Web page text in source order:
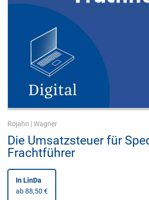
Rojahn | Wagner
Die Umsatzsteuer für
Frachtführer
In LinDa
ab 88,50 €